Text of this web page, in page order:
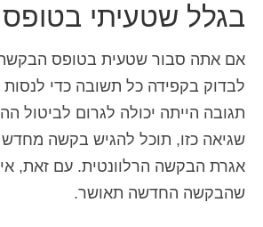
בגלל שטעיתי
לבדוק בקפידה כל תשובה כדי לנסות
תגובה הייתה יכולה לגרום
שגיאה כזו, תוכל להגיש בקשה
אגרת הבקשה הרלוונטית. עם זאת,
שהבקשה החדשה תאושר.